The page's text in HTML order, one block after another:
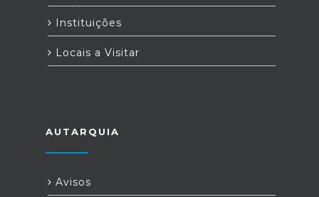
Instituições
Locais a Visitar
AUTARQUIA
Avisos